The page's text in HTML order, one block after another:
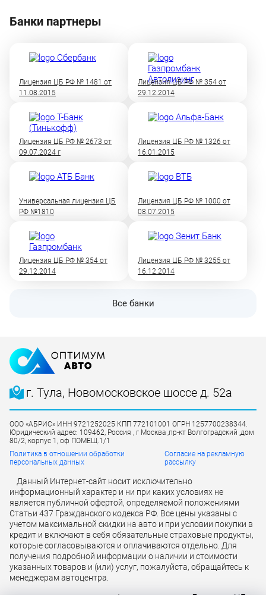
Банки партнеры
Лицензия ЦБ РФ № 1481 от
11.08.2015
Лицензия ЦБ РФ № 354 от
29.12.2014
Лицензия ЦБ РФ № 2673 от
09.07.2024 г
Лицензия ЦБ РФ № 1326 от
16.01.2015
Универсальная лицензия ЦБ
РФ №1810
Лицензия ЦБ РФ № 1000 от
08.07.2015
Лицензия ЦБ РФ № 354 от
29.12.2014
Лицензия ЦБ РФ № 3255 от
16.12.2014
Все банки
г. Тула, Новомосковское шоссе д. 52а
ООО «АБРИС» ИНН 9721252025 КПП 772101001 ОГРН 1257700238344.
Юридический адрес: 109462, Россия , г Москва ,пр-кт Волгоградский ,дом
80/2, корпус 1, оф ПОМЕЩ.1/1
Политика в отношении обработки
персональных данных
Согласие на рекламную
рассылку
Данный Интернет-сайт носит исключительно
информационный характер и ни при каких условиях не
является публичной офертой, определяемой положениями
Статьи 437 Гражданского кодекса РФ. Все цены указаны с
учетом максимальной скидки на авто и при условии покупки в
кредит и включают в себя обязательные страховые продукты,
которые согласовываются и оплачиваются отдельно. Для
получения подробной информации о наличии и стоимости
указанных товаров и (или) услуг, пожалуйста, обращайтесь к
менеджерам автоцентра.